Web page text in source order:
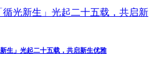
生」光起二十五载，共启新生优雅